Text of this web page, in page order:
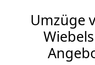
Umzüge